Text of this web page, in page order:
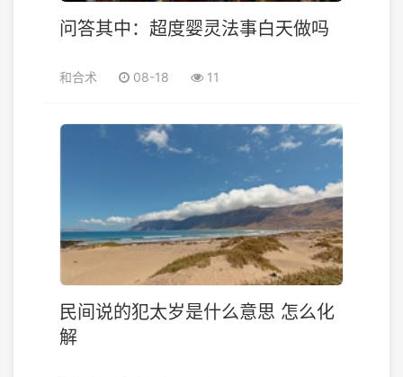
问答其中：超度婴灵法事白天做吗
和合术 08-18 11
民间说的犯太岁是什么意思 怎么化
解